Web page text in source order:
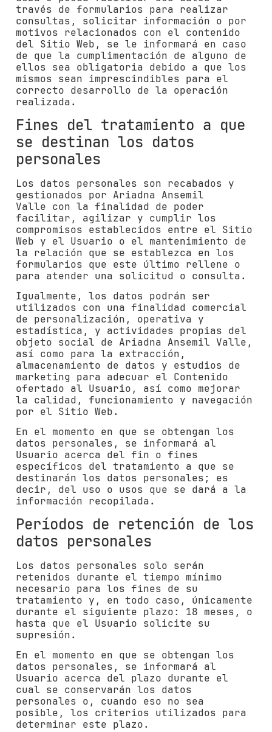
través de formularios para realizar
consultas, solicitar información o por
motivos relacionados con el contenido
del Sitio Web, se le informará en caso
de que la cumplimentación de alguno de
ellos sea obligatoria debido a que los
mismos sean imprescindibles para el
correcto desarrollo de la operación
realizada.
Fines del tratamiento a que
se destinan los datos
personales
Los datos personales son recabados y
gestionados por Ariadna Ansemil
Valle con la finalidad de poder
facilitar, agilizar y cumplir los
compromisos establecidos entre el Sitio
Web y el Usuario o el mantenimiento de
la relación que se establezca en los
formularios que este último rellene o
para atender una solicitud o consulta.
Igualmente, los datos podrán ser
utilizados con una finalidad comercial
de personalización, operativa y
estadística, y actividades propias del
objeto social de Ariadna Ansemil Valle ,
así como para la extracción,
almacenamiento de datos y estudios de
marketing para adecuar el Contenido
ofertado al Usuario, así como mejorar
la calidad, funcionamiento y navegación
por el Sitio Web.
En el momento en que se obtengan los
datos personales, se informará al
Usuario acerca del fin o fines
específicos del tratamiento a que se
destinarán los datos personales; es
decir, del uso o usos que se dará a la
información recopilada.
Períodos de retención de los
datos personales
Los datos personales solo serán
retenidos durante el tiempo mínimo
necesario para los fines de su
tratamiento y, en todo caso, únicamente
durante el siguiente plazo: 18 meses , o
hasta que el Usuario solicite su
supresión.
En el momento en que se obtengan los
datos personales, se informará al
Usuario acerca del plazo durante el
cual se conservarán los datos
personales o, cuando eso no sea
posible, los criterios utilizados para
determinar este plazo.